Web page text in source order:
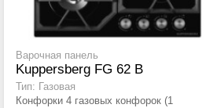
Варочная панель
Kuppersberg FG 62 B
Тип: Газовая
Конфорки 4 газовых конфорок (1